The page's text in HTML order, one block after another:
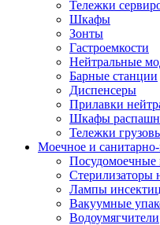
Тележки
Шкафы
Зонты
Гастроемкости
Нейтральные
Барные станции
Диспенсеры
Прилавки
Шкафы
Тележки
Моечное и
Стерилизаторы
Лампы
Вакуумные
Водоумягчители